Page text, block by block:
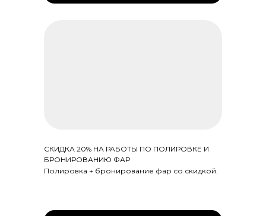
СКИДКА 20% НА РАБОТЫ ПО ПОЛИРОВКЕ И
БРОНИРОВАНИЮ ФАР
Полировка + бронирование фар со скидкой.